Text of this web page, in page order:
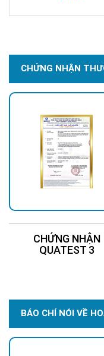
CHỨNG NHẬN
CHỨNG NHẬN
QUATEST 3
BÁO CHÍ NÓI VỀ